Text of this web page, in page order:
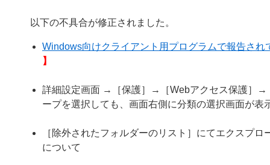
以下の不具合が修正されました。
Windows向けクライアント用プログラムで報告さ
】
詳細設定画面 →［保護］→［Webアクセス保護］→
ープを選択しても、画面右側に分類の選択画面が表
［除外されたフォルダーのリスト］にてエクスプ
について